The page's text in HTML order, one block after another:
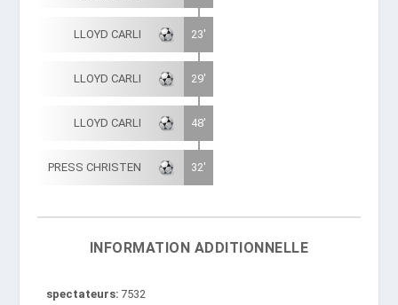
LLOYD CARLI 23'
LLOYD CARLI 29'
LLOYD CARLI 48'
PRESS CHRISTEN 32'
INFORMATION ADDITIONNELLE
spectateurs 7532